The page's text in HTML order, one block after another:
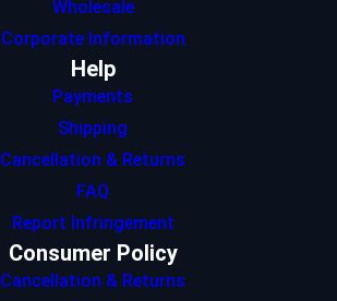
Wholesale
Corporate Information
Help
Payments
Shipping
Cancellation & Returns
FAQ
Report Infringement
Consumer Policy
Cancellation & Returns